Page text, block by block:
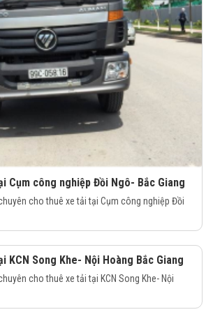
Cụm công nghiệp Đồi Ngô- Bắc Giang
cho thuê xe tải tại Cụm công nghiệp Đồi
KCN Song Khe- Nội Hoàng Bắc Giang
cho thuê xe tải tại KCN Song Khe- Nội